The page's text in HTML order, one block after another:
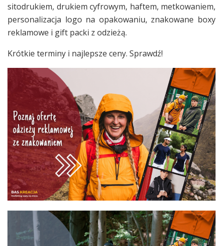
sitodrukiem, drukiem cyfrowym, haftem, metkowaniem,
personalizacja logo na opakowaniu, znakowane boxy
reklamowe i gift packi z odzieżą.
Krótkie terminy i najlepsze ceny. Sprawdź!